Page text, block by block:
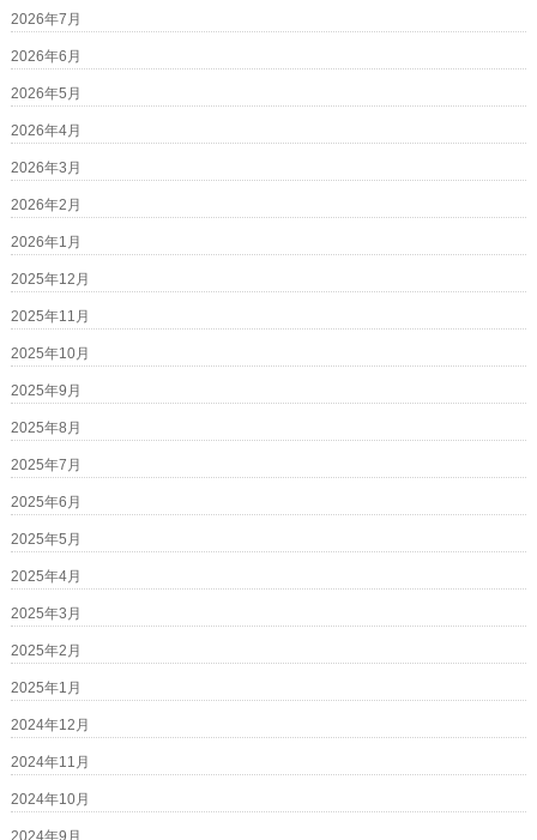
2026年7月
2026年6月
2026年5月
2026年4月
2026年3月
2026年2月
2026年1月
2025年12月
2025年11月
2025年10月
2025年9月
2025年8月
2025年7月
2025年6月
2025年5月
2025年4月
2025年3月
2025年2月
2025年1月
2024年12月
2024年11月
2024年10月
2024年9月